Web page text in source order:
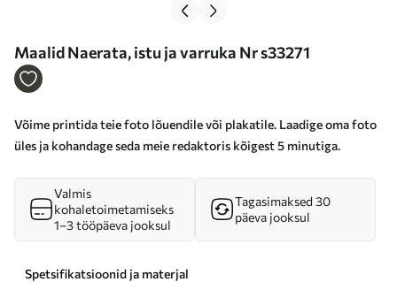
Maalid Naerata, istu ja varruka Nr s33271
Võime printida teie foto lõuendile või plakatile. Laadige oma foto
üles ja kohandage seda meie redaktoris kõigest 5 minutiga.
Valmis
kohaletoimetamiseks
1–3 tööpäeva jooksul
Tagasimaksed 30
päeva jooksul
Spetsifikatsioonid ja materjal